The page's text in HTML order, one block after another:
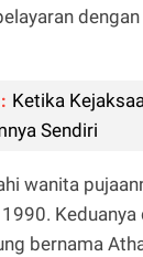
Ketika
Sendiri
wanita
1990.
bernama